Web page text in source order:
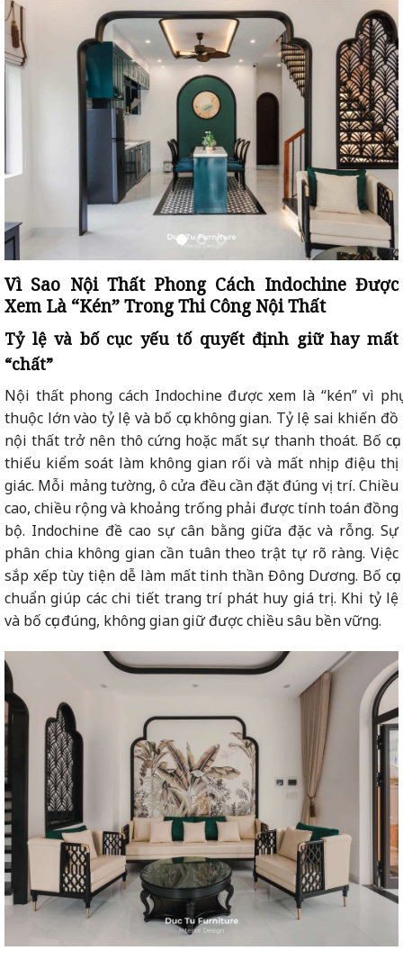
Vì Sao Nội Thất Phong Cách Indochine Được
Xem Là “Kén” Trong Thi Công Nội Thất
Tỷ lệ và bố cục yếu tố quyết định giữ hay mất
“chất”
Nội thất phong cách Indochine được xem là “kén” vì phụ
thuộc lớn vào tỷ lệ và bố cục không gian. Tỷ lệ sai khiến đồ
nội thất trở nên thô cứng hoặc mất sự thanh thoát. Bố cục
thiếu kiểm soát làm không gian rối và mất nhịp điệu thị
giác. Mỗi mảng tường, ô cửa đều cần đặt đúng vị trí. Chiều
cao, chiều rộng và khoảng trống phải được tính toán đồng
bộ. Indochine đề cao sự cân bằng giữa đặc và rỗng. Sự
phân chia không gian cần tuân theo trật tự rõ ràng. Việc
sắp xếp tùy tiện dễ làm mất tinh thần Đông Dương. Bố cục
chuẩn giúp các chi tiết trang trí phát huy giá trị. Khi tỷ lệ
và bố cục đúng, không gian giữ được chiều sâu bền vững.